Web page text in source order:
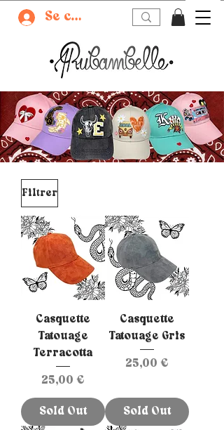
Se connecter
Filtrer
Casquette
Tatouage
Terracotta
Prix
25,00 €
Sold Out
Casquette
Tatouage Gris
Prix
25,00 €
Sold Out